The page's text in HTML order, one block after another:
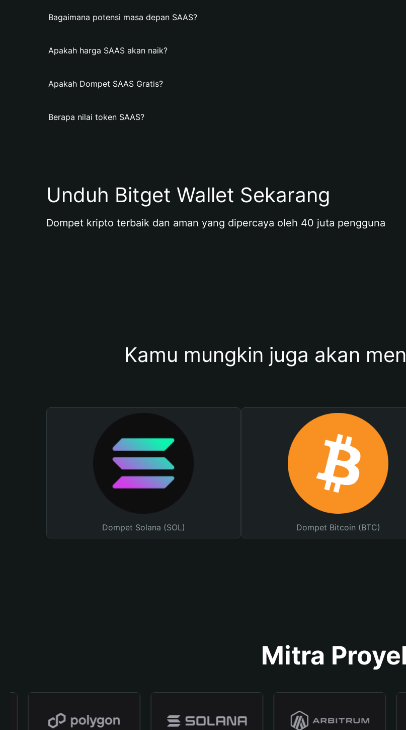
Bagaimana potensi masa depan SAAS?
Apakah harga SAAS akan naik?
Apakah Dompet SAAS Gratis?
Berapa nilai token SAAS?
Unduh Bitget Wallet Sekarang
Dompet kripto terbaik dan aman yang dipercaya oleh 40 juta pengguna
Kamu mungkin juga akan
Dompet Solana (SOL) Dompet Bitcoin (BTC)
Mitra